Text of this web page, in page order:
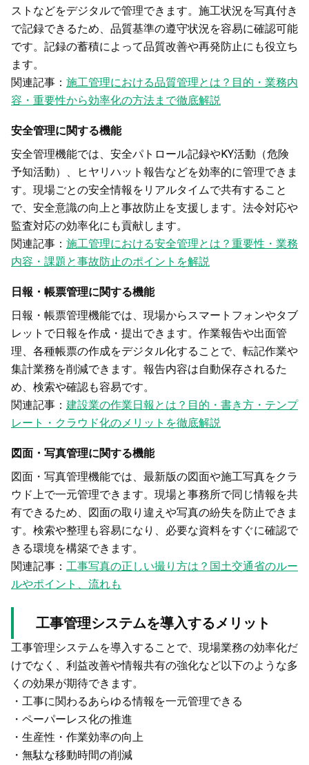
ストなどをデジタルで管理できます。施工状況を写真付き
で記録できるため、品質基準の遵守状況を容易に確認可能
です。記録の蓄積によって品質改善や再発防止にも役立ち
ます。
関連記事： 施工管理における品質管理とは？目的・業務内
容・重要性から効率化の方法まで徹底解説
安全管理に関する機能
安全管理機能では、安全パトロール記録やKY活動（危険
予知活動）、ヒヤリハット報告などを効率的に管理できま
す。現場ごとの安全情報をリアルタイムで共有すること
で、安全意識の向上と事故防止を支援します。法令対応や
監査対応の効率化にも貢献します。
関連記事： 施工管理における安全管理とは？重要性・業務
内容・課題と事故防止のポイントを解説
日報・帳票管理に関する機能
日報・帳票管理機能では、現場からスマートフォンやタブ
レットで日報を作成・提出できます。作業報告や出面管
理、各種帳票の作成をデジタル化することで、転記作業や
集計業務を削減できます。報告内容は自動保存されるた
め、検索や確認も容易です。
関連記事： 建設業の作業日報とは？目的・書き方・テンプ
レート・クラウド化のメリットを徹底解説
図面・写真管理に関する機能
図面・写真管理機能では、最新版の図面や施工写真をクラ
ウド上で一元管理できます。現場と事務所で同じ情報を共
有できるため、図面の取り違えや写真の紛失を防止できま
す。検索や整理も容易になり、必要な資料をすぐに確認で
きる環境を構築できます。
関連記事： 工事写真の正しい撮り方は？国土交通省のルー
ルやポイント、流れも
工事管理システムを導入するメリット
工事管理システムを導入することで、現場業務の効率化だ
けでなく、利益改善や情報共有の強化など以下のような多
くの効果が期待できます。
・工事に関わるあらゆる情報を一元管理できる
・ペーパーレス化の推進
・生産性・作業効率の向上
・無駄な移動時間の削減